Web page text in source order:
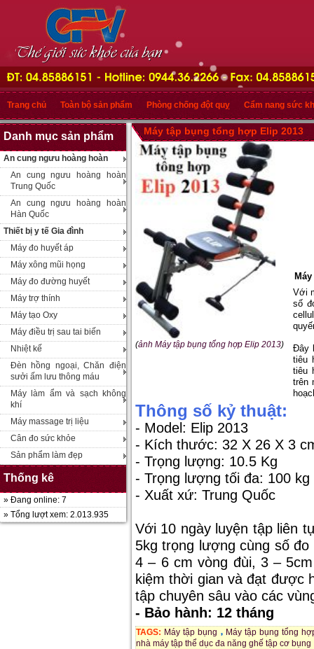
Trang chủ Toàn bộ sản phẩm Phòng chống đột quỵ Cẩm nang sức
Danh mục sản phẩm
An cung ngưu hoàng hoàn
An cung ngưu hoàng hoàn
Trung Quốc
An cung ngưu hoàng hoàn
Hàn Quốc
Thiết bị y tế Gia đình
Máy đo huyết áp
Máy xông mũi họng
Máy đo đường huyết
Máy trợ thính
Máy tạo Oxy
Máy điều trị sau tai biến
Nhiệt kế
Đèn hồng ngoại, Chăn điện
sưởi ấm lưu thông máu
Máy làm ẩm và sạch không
khí
Máy massage trị liệu
Cân đo sức khỏe
Sản phẩm làm đẹp
Thống kê
» Đang online: 7
» Tổng lượt xem: 2.013.935
Máy tập bụng tổng hợp Elip 2013
(ảnh Máy tập bụng tổng hợp Elip 2013)
Với
số
Đây
tiêu
tiêu
trên
Thông số kỷ thuật:
- Model: Elip 2013
- Kích thước: 32 X 26 X 3
- Trọng lượng: 10.5 Kg
- Trọng lượng tối đa: 100 kg
- Xuất xứ: Trung Quốc
Với 10 ngày luyện tập liên
5kg trọng lượng cùng số
4 – 6 cm vòng đùi, 3 –
kiệm thời gian và đạt được
tập chuyên sâu vào các
- Bảo hành: 12 tháng
TAGS: Máy tập bụng
Máy tập bụng tổng
nhà máy tập thể dục đa năng ghế tập cơ bụng